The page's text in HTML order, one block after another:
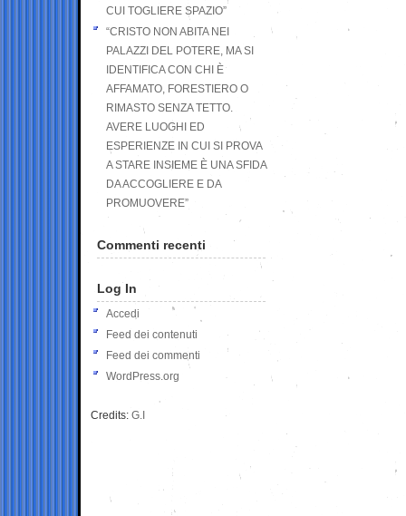
CUI TOGLIERE SPAZIO”
“CRISTO NON ABITA NEI
PALAZZI DEL POTERE, MA SI
IDENTIFICA CON CHI È
AFFAMATO, FORESTIERO O
RIMASTO SENZA TETTO.
AVERE LUOGHI ED
ESPERIENZE IN CUI SI PROVA
A STARE INSIEME È UNA SFIDA
DA ACCOGLIERE E DA
PROMUOVERE”
Commenti recenti
Log In
Accedi
Feed dei contenuti
Feed dei commenti
WordPress.org
Credits: G.I